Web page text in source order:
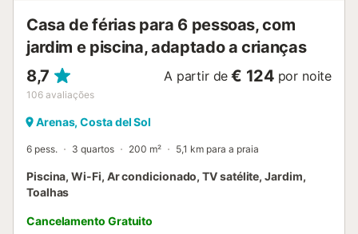
Casa de férias para 6 pessoas, com
jardim e piscina, adaptado a crianças
8,7
106 avaliações
A partir de € 124 por noite
Arenas, Costa del Sol
6 pess. 3 quartos 200 m² 5,1 km para a praia
Piscina, Wi-Fi, Ar condicionado, TV satélite, Jardim,
Toalhas
Cancelamento Gratuito